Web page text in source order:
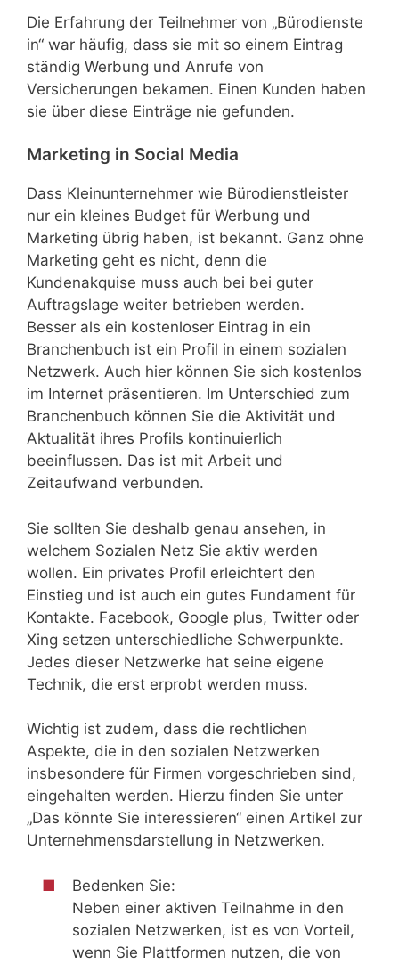
Die Erfahrung der Teilnehmer von „Bürodienste
in“ war häufig, dass sie mit so einem Eintrag
ständig Werbung und Anrufe von
Versicherungen bekamen. Einen Kunden haben
sie über diese Einträge nie gefunden.
Marketing in Social Media
Dass Kleinunternehmer wie Bürodienstleister
nur ein kleines Budget für Werbung und
Marketing übrig haben, ist bekannt. Ganz ohne
Marketing geht es nicht, denn die
Kundenakquise muss auch bei bei guter
Auftragslage weiter betrieben werden.
Besser als ein kostenloser Eintrag in ein
Branchenbuch ist ein Profil in einem sozialen
Netzwerk. Auch hier können Sie sich kostenlos
im Internet präsentieren. Im Unterschied zum
Branchenbuch können Sie die Aktivität und
Aktualität ihres Profils kontinuierlich
beeinflussen. Das ist mit Arbeit und
Zeitaufwand verbunden.
Sie sollten Sie deshalb genau ansehen, in
welchem Sozialen Netz Sie aktiv werden
wollen. Ein privates Profil erleichtert den
Einstieg und ist auch ein gutes Fundament für
Kontakte. Facebook, Google plus, Twitter oder
Xing setzen unterschiedliche Schwerpunkte.
Jedes dieser Netzwerke hat seine eigene
Technik, die erst erprobt werden muss.
Wichtig ist zudem, dass die rechtlichen
Aspekte, die in den sozialen Netzwerken
insbesondere für Firmen vorgeschrieben sind,
eingehalten werden. Hierzu finden Sie unter
„Das könnte Sie interessieren“ einen Artikel zur
Unternehmensdarstellung in Netzwerken.
Bedenken Sie:
Neben einer aktiven Teilnahme in den
sozialen Netzwerken, ist es von Vorteil,
wenn Sie Plattformen nutzen, die von